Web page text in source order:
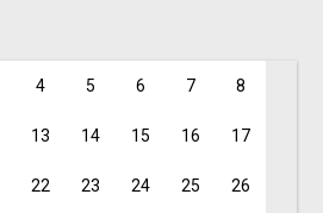
4 5 6 7 8
13 14 15 16 17
22 23 24 25 26